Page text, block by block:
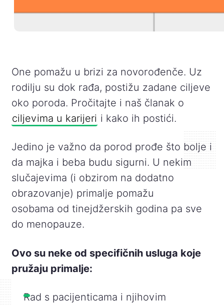
One pomažu u brizi za novorođenče. Uz
rodilju su dok rađa, postižu zadane ciljeve
oko poroda. Pročitajte i naš članak o
ciljevima u karijeri i kako ih postići.
Jedino je važno da porod prođe što bolje i
da majka i beba budu sigurni. U nekim
slučajevima (i obzirom na dodatno
obrazovanje) primalje pomažu
osobama od tinejdžerskih godina pa sve
do menopauze.
Ovo su neke od specifičnih usluga koje
pružaju primalje:
Rad s pacijenticama i njihovim